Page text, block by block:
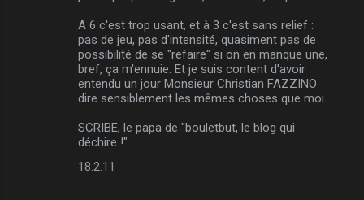
A 6 c'est trop usant, et à 3 c'est sans relief :
pas de jeu, pas d'intensité, quasiment pas de
possibilité de se "refaire" si on en manque une,
bref, ça m'ennuie. Et je suis content d'avoir
entendu un jour Monsieur Christian FAZZINO
dire sensiblement les mêmes choses que moi.
SCRIBE, le papa de "bouletbut, le blog qui
déchire !"
18.2.11